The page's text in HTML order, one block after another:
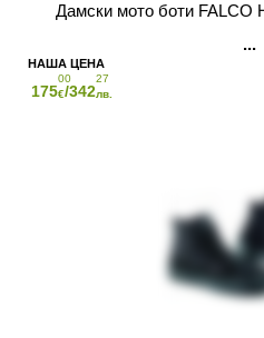
Дамски мото боти FALCO
175
00
€/342
27
лв.